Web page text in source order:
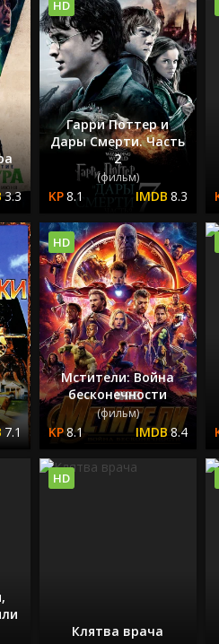
3.3
Гарри Поттер и
Дары Смерти. Часть
2
(фильм)
8.1 8.3
HD
7.1
Мстители: Война
бесконечности
(фильм)
8.1 8.4
HD
Клятва врача
HD